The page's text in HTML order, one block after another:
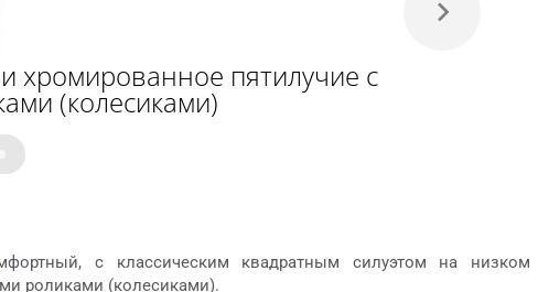
хромированное пятилучие с
(колесиками)
с классическим квадратным силуэтом на низком
роликами (колесиками).